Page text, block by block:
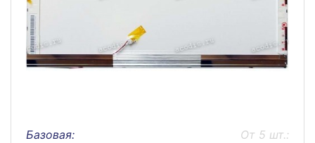
Базовая:
От 5 шт.: